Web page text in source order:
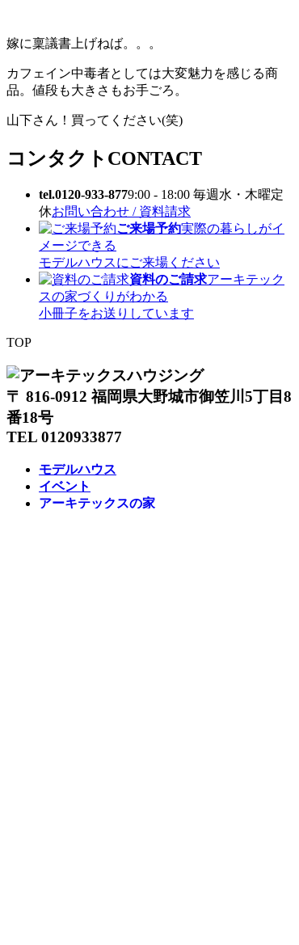
嫁に稟議書上げねば。。。
カフェイン中毒者としては大変魅力を感じる商
品。値段も大きさもお手ごろ。
山下さん！買ってください(笑)
コンタクト CONTACT
tel.0120-933-8779:00 - 18:00 毎週水・木曜定
休お問い合わせ / 資料請求
ご来場予約実際の暮らしがイ
メージできる
モデルハウスにご来場ください
資料のご請求アーキテック
スの家づくりがわかる
小冊子をお送りしています
TOP
〒 816-0912 福岡県大野城市御笠川5丁目8
番18号
TEL 0120933877
モデルハウス
イベント
アーキテックスの家